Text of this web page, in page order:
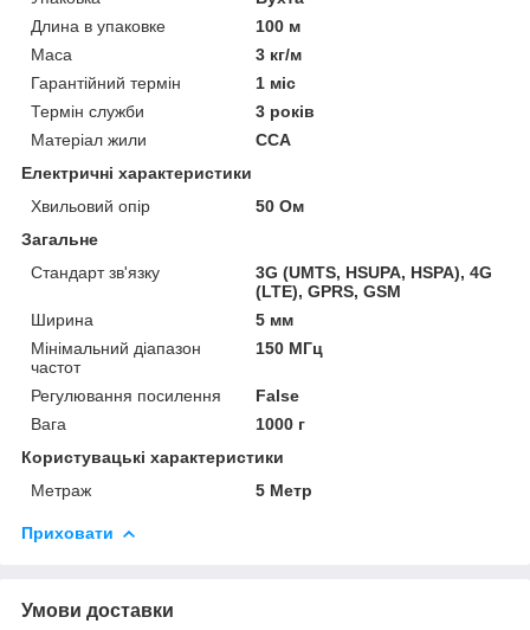
Длина в упаковке
100 м
Маса
3 кг/м
Гарантійний термін
1 міс
Термін служби
3 років
Матеріал жили
CCA
Електричні характеристики
Хвильовий опір
50 Ом
Загальне
Стандарт зв'язку
3G (UMTS, HSUPA, HSPA), 4G
(LTE), GPRS, GSM
Ширина
5 мм
Мінімальний діапазон
частот
150 МГц
Регулювання посилення
False
Вага
1000 г
Користувацькі характеристики
Метраж
5 Метр
Приховати
Умови доставки